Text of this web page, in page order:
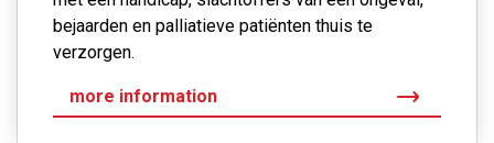
bejaarden en palliatieve patiënten thuis te
verzorgen.
more information